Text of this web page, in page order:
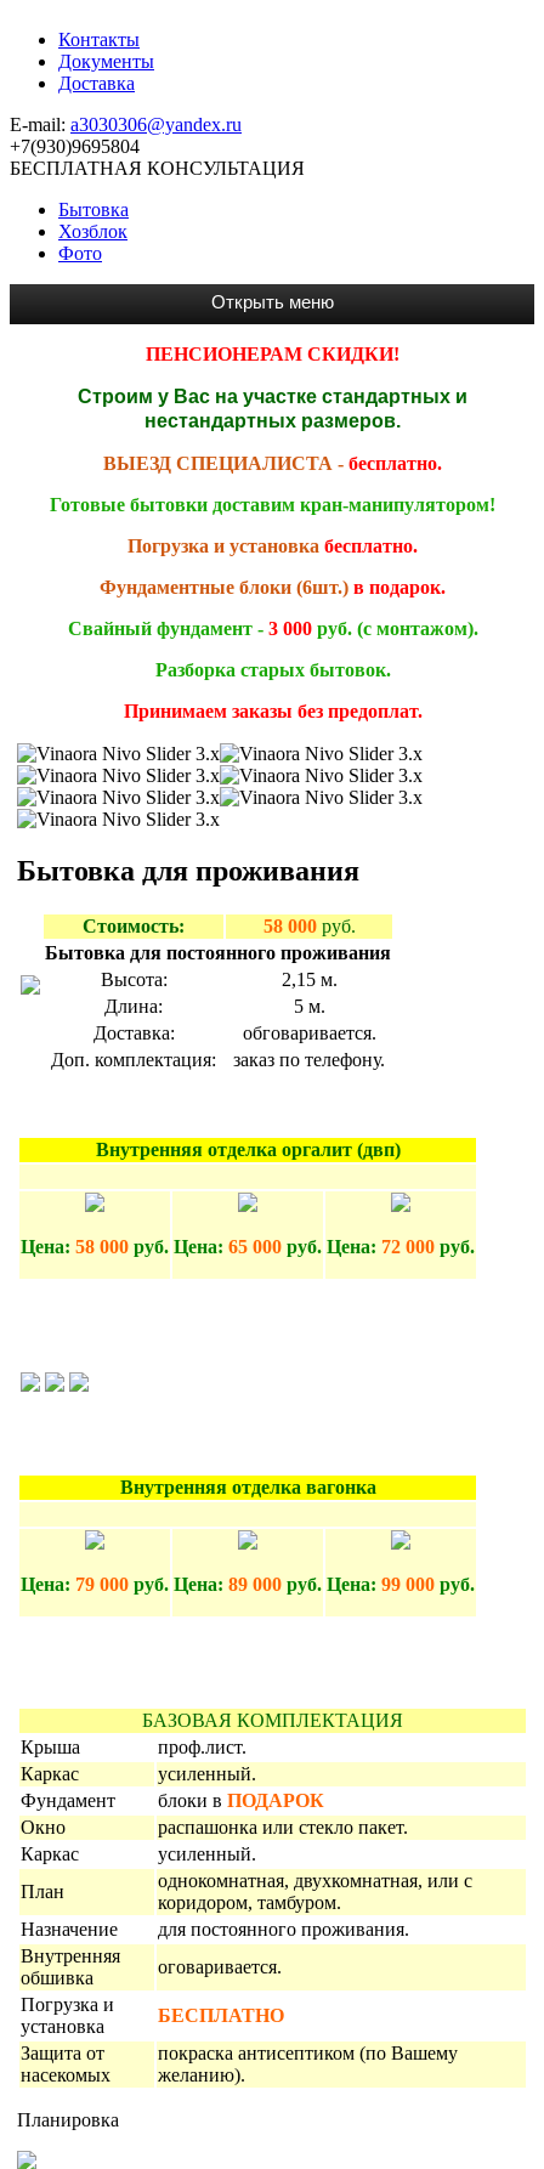
Контакты
Документы
Доставка
E-mail: a3030306@yandex.ru
+7(930)9695804
БЕСПЛАТНАЯ КОНСУЛЬТАЦИЯ
Бытовка
Хозблок
Фото
ПЕНСИОНЕРАМ СКИДКИ!
Строим у Вас на участке стандартных и
нестандартных размеров.
ВЫЕЗД СПЕЦИАЛИСТА - бесплатно.
Готовые бытовки доставим кран-манипулятором!
Погрузка и установка бесплатно.
Фундаментные блоки (6шт.) в подарок.
Свайный фундамент - 3 000руб.(с монтажом).
Разборка старых бытовок.
Принимаем заказы без предоплат.
Бытовка для проживания
Стоимость: 58 000 руб.
Бытовка для постоянного проживания
Высота:
2,15 м.
Длина:
5 м.
Доставка:
обговаривается.
Доп. комплектация:
заказ по телефону.
Внутренняя отделка оргалит (двп)
Цена: 58 000 руб. Цена: 65 000 руб. Цена: 72 000 руб.
Внутренняя отделка вагонка
Цена: 79 000 руб. Цена: 89 000 руб. Цена: 99 000 руб.
БАЗОВАЯ КОМПЛЕКТАЦИЯ
Крыша
проф.лист.
Каркас
усиленный.
Фундамент
блоки в ПОДАРОК
Окно
распашонка или стекло пакет.
Каркас
усиленный.
План
однокомнатная, двухкомнатная, или с
коридором, тамбуром.
Назначение
для постоянного проживания.
Внутренняя
обшивка
оговаривается.
Погрузка и
установка
БЕСПЛАТНО
Защита от
насекомых
покраска антисептиком (по Вашему
желанию).
Планировка